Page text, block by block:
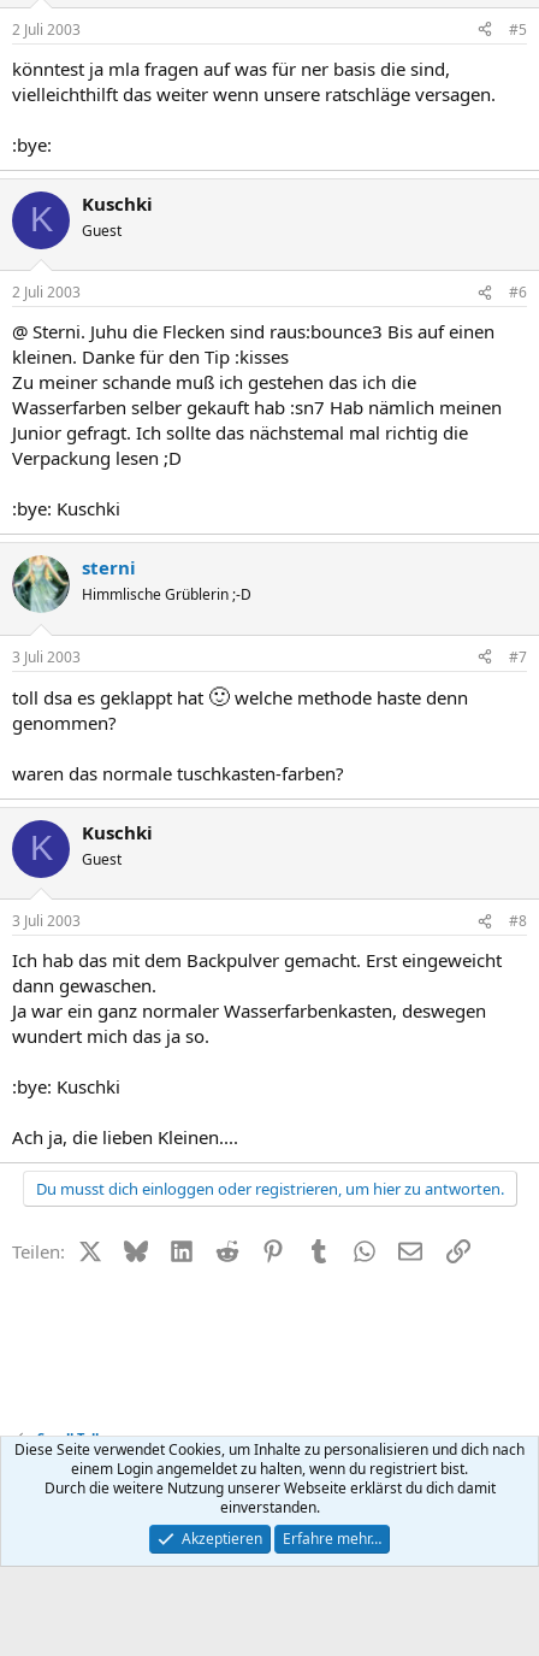
2 Juli 2003 #5
könntest ja mla fragen auf was für ner basis die sind,
vielleichthilft das weiter wenn unsere ratschläge versagen.
:bye:
K Kuschki
Guest
2 Juli 2003 #6
@ Sterni. Juhu die Flecken sind raus:bounce3 Bis auf einen
kleinen. Danke für den Tip :kisses
Zu meiner schande muß ich gestehen das ich die
Wasserfarben selber gekauft hab :sn7 Hab nämlich meinen
Junior gefragt. Ich sollte das nächstemal mal richtig die
Verpackung lesen ;D
:bye: Kuschki
sterni
Himmlische Grüblerin ;-D
3 Juli 2003 #7
toll dsa es geklappt hat 🙂 welche methode haste denn
genommen?
waren das normale tuschkasten-farben?
K Kuschki
Guest
3 Juli 2003 #8
Ich hab das mit dem Backpulver gemacht. Erst eingeweicht
dann gewaschen.
Ja war ein ganz normaler Wasserfarbenkasten, deswegen
wundert mich das ja so.
:bye: Kuschki
Ach ja, die lieben Kleinen....
Du musst dich einloggen oder registrieren, um hier zu antworten.
Teilen: X (Twitter)
BlueskyLinkedIn
Reddit PinterestTumblr WhatsApp
E-MailLink
Small Talk
Kontakt Nutzungsbedingungen Datenschutz Hilfe
R
Community platform by XenForo ® © 2010-2026 XenForo Ltd.
Diese Seite verwendet Cookies, um Inhalte zu personalisieren und dich nach
einem Login angemeldet zu halten, wenn du registriert bist.
Durch die weitere Nutzung unserer Webseite erklärst du dich damit
einverstanden.
Akzeptieren
Erfahre mehr…